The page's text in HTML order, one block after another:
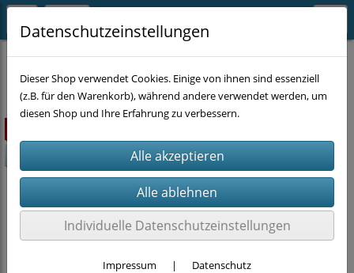
SUPER-SALE
Datenschutzeinstellungen
Dieser Shop verwendet Cookies. Einige von ihnen sind essenziell
(z.B. für den Warenkorb), während andere verwendet werden, um
diesen Shop und Ihre Erfahrung zu verbessern.
Individuelle Datenschutzeinstellungen
Impressum | Datenschutz